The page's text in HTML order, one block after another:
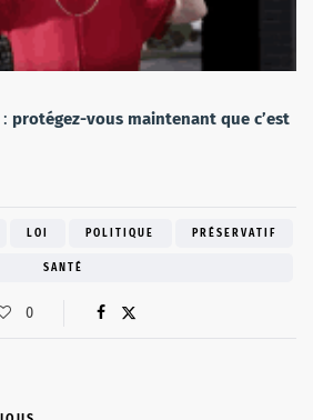
protégez-vous maintenant que c’est
LOI POLITIQUE PRÉSERVATIF
SANTÉ
0